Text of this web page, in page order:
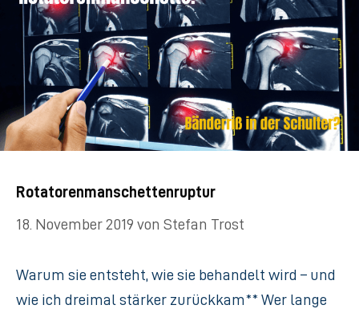
Rotatorenmanschettenruptur
18. November 2019 von Stefan Trost
Warum sie entsteht, wie sie behandelt wird – und
wie ich dreimal stärker zurückkam** Wer lange